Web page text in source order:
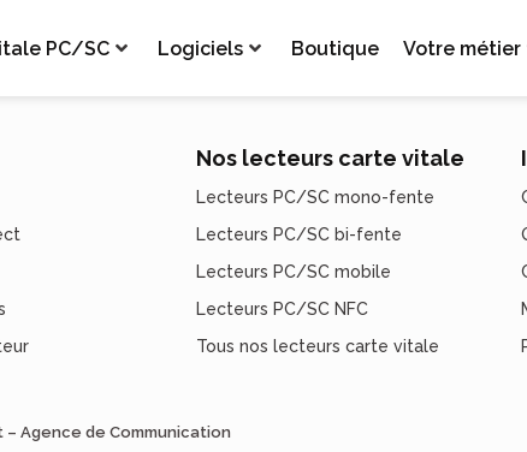
PC/SC Logiciels Boutique Votre métier
Nos lecteurs carte vitale
Lecteurs PC/SC mono-fente
Lecteurs PC/SC bi-fente
Lecteurs PC/SC mobile
Lecteurs PC/SC NFC
Tous nos lecteurs carte vitale
Agence de Communication